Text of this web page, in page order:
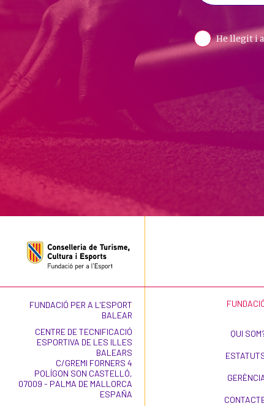
He llegit i
FUNDACIÓ PER A L'ESPORT
BALEAR
CENTRE DE TECNIFICACIÓ
ESPORTIVA DE LES ILLES
BALEARS
C/GREMI FORNERS 4
POLÍGON SON CASTELLÓ,
07009 - PALMA DE MALLORCA
ESPAÑA
QUI